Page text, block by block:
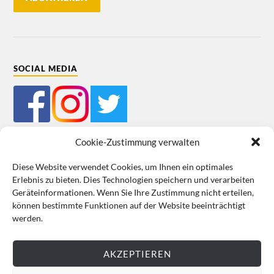
Cookie-Zustimmung verwalten
Diese Website verwendet Cookies, um Ihnen ein optimales
Erlebnis zu bieten. Dies Technologien speichern und verarbeiten
Geräteinformationen. Wenn Sie Ihre Zustimmung nicht erteilen,
können bestimmte Funktionen auf der Website beeinträchtigt
werden.
AKZEPTIEREN
SOCIAL MEDIA
Mein Bestellkonto Kundeninformationen Datenschutz
Cookie-Richtlinie (EU) Impressum
VERTRAG WIDERRUFEN